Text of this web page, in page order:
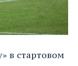
в стартовом